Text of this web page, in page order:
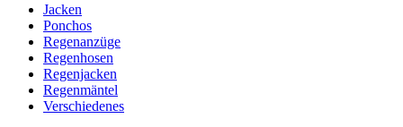
Jacken
Ponchos
Regenanzüge
Regenhosen
Regenjacken
Regenmäntel
Verschiedenes